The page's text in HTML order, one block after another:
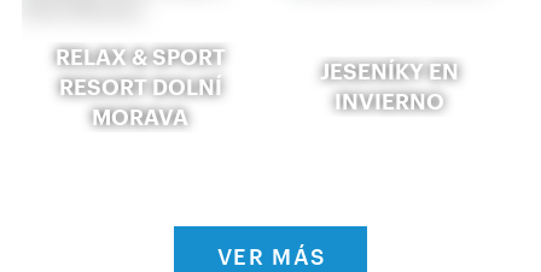
RELAX & SPORT
RESORT DOLNÍ
MORAVA
JESENÍKY EN
INVIERNO
VER MÁS